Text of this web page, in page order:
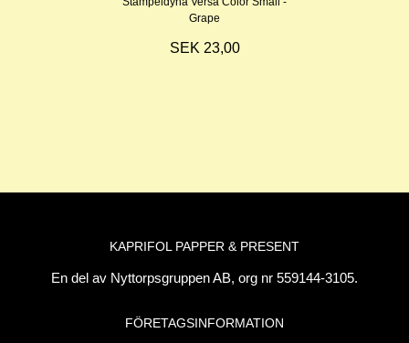
Grape
SEK 23,00
KAPRIFOL PAPPER & PRESENT
En del av Nyttorpsgruppen AB, org nr 559144-3105.
FÖRETAGSINFORMATION